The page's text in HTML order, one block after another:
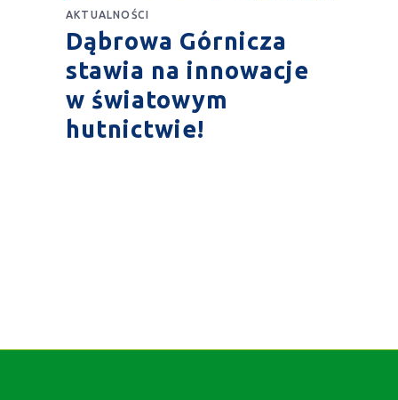
AKTUALNOŚCI
Dąbrowa Górnicza
stawia na innowacje
w światowym
hutnictwie!